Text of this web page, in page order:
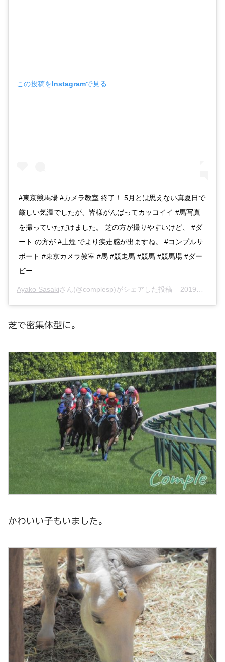
この投稿をInstagramで見る
#東京競馬場 #カメラ教室 終了！ 5月とは思えない真夏日で
厳しい気温でしたが、皆様がんばってカッコイイ #馬写真
を撮っていただけました。 芝の方が撮りやすいけど、 #ダ
ート の方が #土煙 でより疾走感が出ますね。 #コンプルサ
ポート #東京カメラ教室 #馬 #競走馬 #競馬 #競馬場 #ダー
ビー
Ayako Sasakiさん(@complesp)がシェアした投稿 – 2019年 5月月25日午前4時13分PDT
芝で密集体型に。
かわいい子もいました。